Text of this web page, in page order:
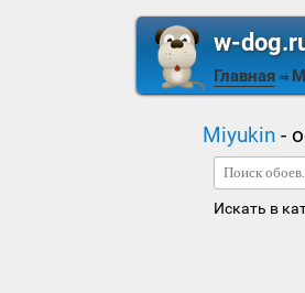
w-
Главная ⇒
Miyukin-
Искать в